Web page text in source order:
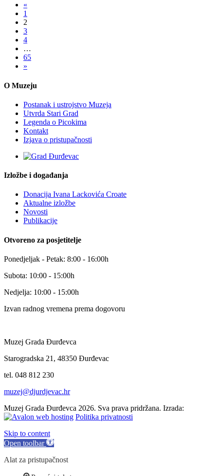
«
1
2
3
4
…
65
»
O Muzeju
Postanak i ustrojstvo Muzeja
Utvrda Stari Grad
Legenda o Picokima
Kontakt
Izjava o pristupačnosti
Izložbe i događanja
Donacija Ivana Lackovića Croate
Aktualne izložbe
Novosti
Publikacije
Otvoreno za posjetitelje
Ponedjeljak - Petak: 8:00 - 16:00h
Subota: 10:00 - 15:00h
Nedjelja: 10:00 - 15:00h
Izvan radnog vremena prema dogovoru
Muzej Grada Đurđevca
Starogradska 21, 48350 Đurđevac
tel. 048 812 230
muzej@djurdjevac.hr
Muzej Grada Đurđevca 2026. Sva prava pridržana. Izrada:
Politika privatnosti
Skip to content
Open toolbar
Alat za pristupačnost